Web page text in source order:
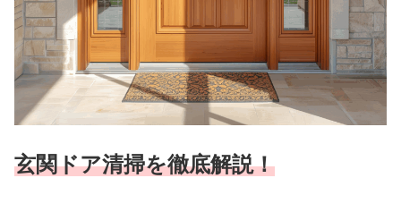
玄関ドア清掃を徹底解説！